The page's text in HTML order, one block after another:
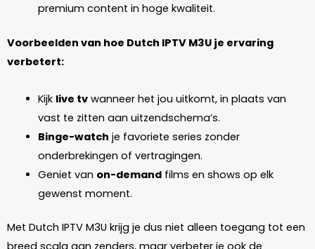
premium content in hoge kwaliteit.
Voorbeelden van hoe Dutch IPTV M3U je ervaring
verbetert:
Kijk live tvwanneer het jou uitkomt, in plaats van
vast te zitten aan uitzendschema’s.
Binge-watch je favoriete series zonder
onderbrekingen of vertragingen.
Geniet van on-demandfilms en shows op elk
gewenst moment.
Met Dutch IPTV M3U krijg je dus niet alleen toegang tot een